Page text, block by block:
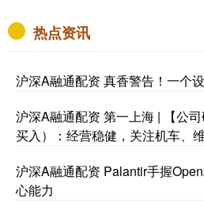
热点资讯
沪深A融通配资 真香警告！一个
沪深A融通配资 第一上海 | 【公
买入）：经营稳健，关注机车、
沪深A融通配资 Palantir手握
心能力